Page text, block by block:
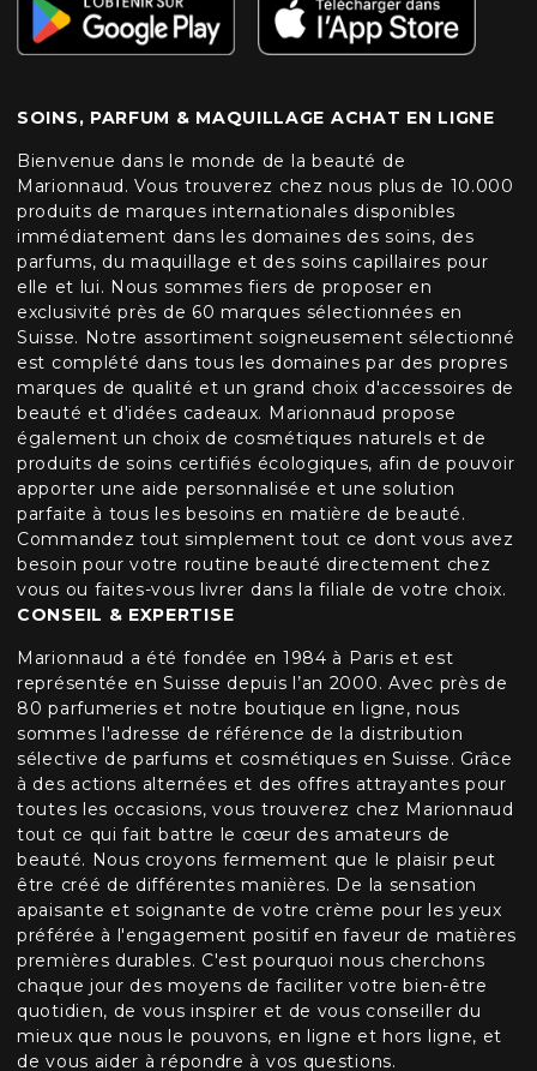
SOINS, PARFUM & MAQUILLAGE ACHAT EN LIGNE
Bienvenue dans le monde de la beauté de
Marionnaud. Vous trouverez chez nous plus de 10.000
produits de marques internationales disponibles
immédiatement dans les domaines des soins, des
parfums, du maquillage et des soins capillaires pour
elle et lui. Nous sommes fiers de proposer en
exclusivité près de 60 marques sélectionnées en
Suisse. Notre assortiment soigneusement sélectionné
est complété dans tous les domaines par des propres
marques de qualité et un grand choix d'accessoires de
beauté et d'idées cadeaux. Marionnaud propose
également un choix de cosmétiques naturels et de
produits de soins certifiés écologiques, afin de pouvoir
apporter une aide personnalisée et une solution
parfaite à tous les besoins en matière de beauté.
Commandez tout simplement tout ce dont vous avez
besoin pour votre routine beauté directement chez
vous ou faites-vous livrer dans la filiale de votre choix.
CONSEIL & EXPERTISE
Marionnaud a été fondée en 1984 à Paris et est
représentée en Suisse depuis l’an 2000. Avec près de
80 parfumeries et notre boutique en ligne, nous
sommes l'adresse de référence de la distribution
sélective de parfums et cosmétiques en Suisse. Grâce
à des actions alternées et des offres attrayantes pour
toutes les occasions, vous trouverez chez Marionnaud
tout ce qui fait battre le cœur des amateurs de
beauté. Nous croyons fermement que le plaisir peut
être créé de différentes manières. De la sensation
apaisante et soignante de votre crème pour les yeux
préférée à l'engagement positif en faveur de matières
premières durables. C'est pourquoi nous cherchons
chaque jour des moyens de faciliter votre bien-être
quotidien, de vous inspirer et de vous conseiller du
mieux que nous le pouvons, en ligne et hors ligne, et
de vous aider à répondre à vos questions.